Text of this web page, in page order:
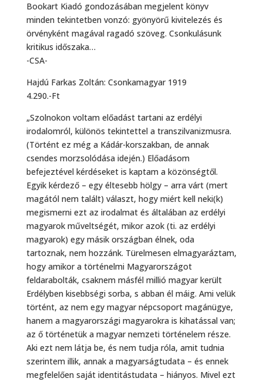
Bookart Kiadó gondozásában megjelent könyv
minden tekintetben vonzó: gyönyörű kivitelezés és
örvényként magával ragadó szöveg. Csonkulásunk
kritikus időszaka…
-CSA-
Hajdú Farkas Zoltán: Csonkamagyar 1919
4.290.-Ft
„Szolnokon ​voltam előadást tartani az erdélyi
irodalomról, különös tekintettel a transzilvanizmusra.
(Történt ez még a Kádár-korszakban, de annak
csendes morzsolódása idején.) Előadásom
befejeztével kérdéseket is kaptam a közönségtől.
Egyik kérdező – egy éltesebb hölgy – arra várt (mert
magától nem talált) választ, hogy miért kell neki(k)
megismerni ezt az irodalmat és általában az erdélyi
magyarok műveltségét, mikor azok (ti. az erdélyi
magyarok) egy másik országban élnek, oda
tartoznak, nem hozzánk. Türelmesen elmagyaráztam,
hogy amikor a történelmi Magyarországot
feldarabolták, csaknem másfél millió magyar került
Erdélyben kisebbségi sorba, s abban él máig. Ami velük
történt, az nem egy magyar népcsoport magánügye,
hanem a magyarországi magyarokra is kihatással van;
az ő történetük a magyar nemzeti történelem része.
Aki ezt nem látja be, és nem tudja róla, amit tudnia
szerintem illik, annak a magyarságtudata – és ennek
megfelelően saját identitástudata – hiányos. Mivel ezt